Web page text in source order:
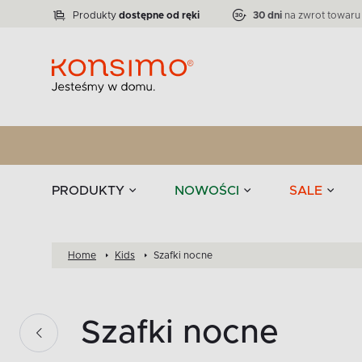
Produkty dostępne od ręki 30 dni na zwrot towaru
PRODUKTY NOWOŚCI SALE
Zastawy
Kolekcja narożników RATLO -39 %
VICTO Liczba produktów:71
ELEGANT Liczba produktów:864
stołowe
Home Kids Szafki nocne
Szafki nocne